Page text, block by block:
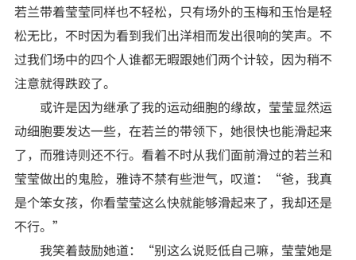
若兰带着莹莹同样也不轻松，只有场外的玉梅和玉怡是轻
松无比，不时因为看到我们出洋相而发出很响的笑声。不
过我们场中的四个人谁都无暇跟她们两个计较，因为稍不
注意就得跌跤了。
或许是因为继承了我的运动细胞的缘故，莹莹显然运
动细胞要发达一些，在若兰的带领下，她很快也能滑起来
了，而雅诗则还不行。看着不时从我们面前滑过的若兰和
莹莹做出的鬼脸，雅诗不禁有些泄气，叹道：“爸，我真
是个笨女孩，你看莹莹这么快就能够滑起来了，我却还是
不行。”
我笑着鼓励她道：“别这么说贬低自己嘛，莹莹她是